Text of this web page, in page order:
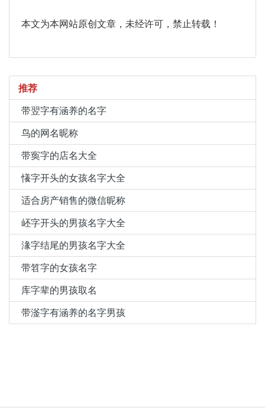
本文为本网站原创文章，未经许可，禁止转载！
推荐
带翌字有涵养的名字
鸟的网名昵称
带寏字的店名大全
懩字开头的女孩名字大全
适合房产销售的微信昵称
岯字开头的男孩名字大全
湪字结尾的男孩名字大全
带笤字的女孩名字
库字辈的男孩取名
带滏字有涵养的名字男孩